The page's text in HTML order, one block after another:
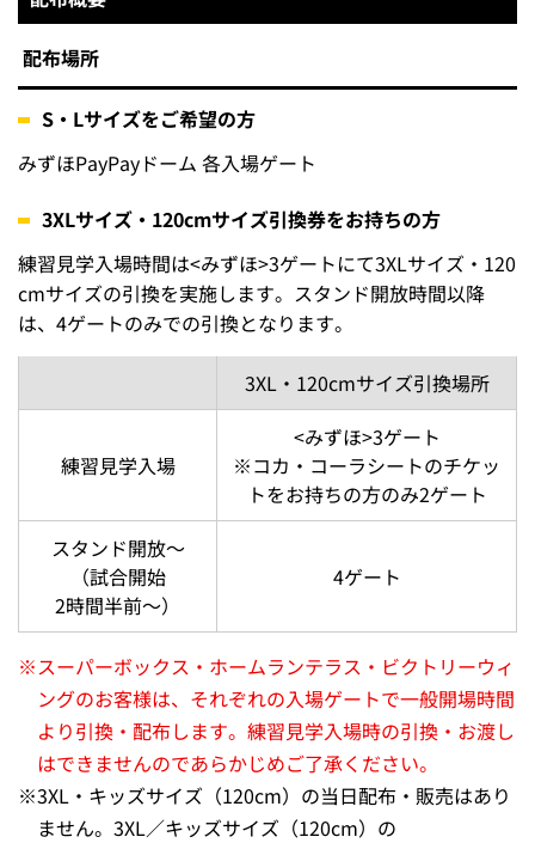
配布場所
S・Lサイズをご希望の方
みずほPayPayドーム 各入場ゲート
3XLサイズ・120cmサイズ引換券をお持ちの方
練習見学入場時間は<みずほ>3ゲートにて3XLサイズ・120
cmサイズの引換を実施します。スタンド開放時間以降
は、4ゲートのみでの引換となります。
3XL・120cmサイズ引換場所
練習見学入場
<みずほ>3ゲート
※コカ・コーラシートのチケッ
トをお持ちの方のみ2ゲート
スタンド開放～
（試合開始
2時間半前～）
4ゲート
※スーパーボックス・ホームランテラス・ビクトリーウィ
ングのお客様は、それぞれの入場ゲートで一般開場時間
より引換・配布します。練習見学入場時の引換・お渡し
はできませんのであらかじめご了承ください。
※3XL・キッズサイズ（120cm）の当日配布・販売はあり
ません。3XL／キッズサイズ（120cm）の